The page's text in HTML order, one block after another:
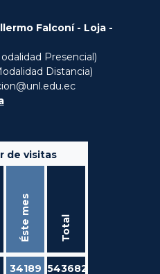
Falconí - Loja -
Presencial)
Distancia)
de visitas
Éste mes Total
34189 543682